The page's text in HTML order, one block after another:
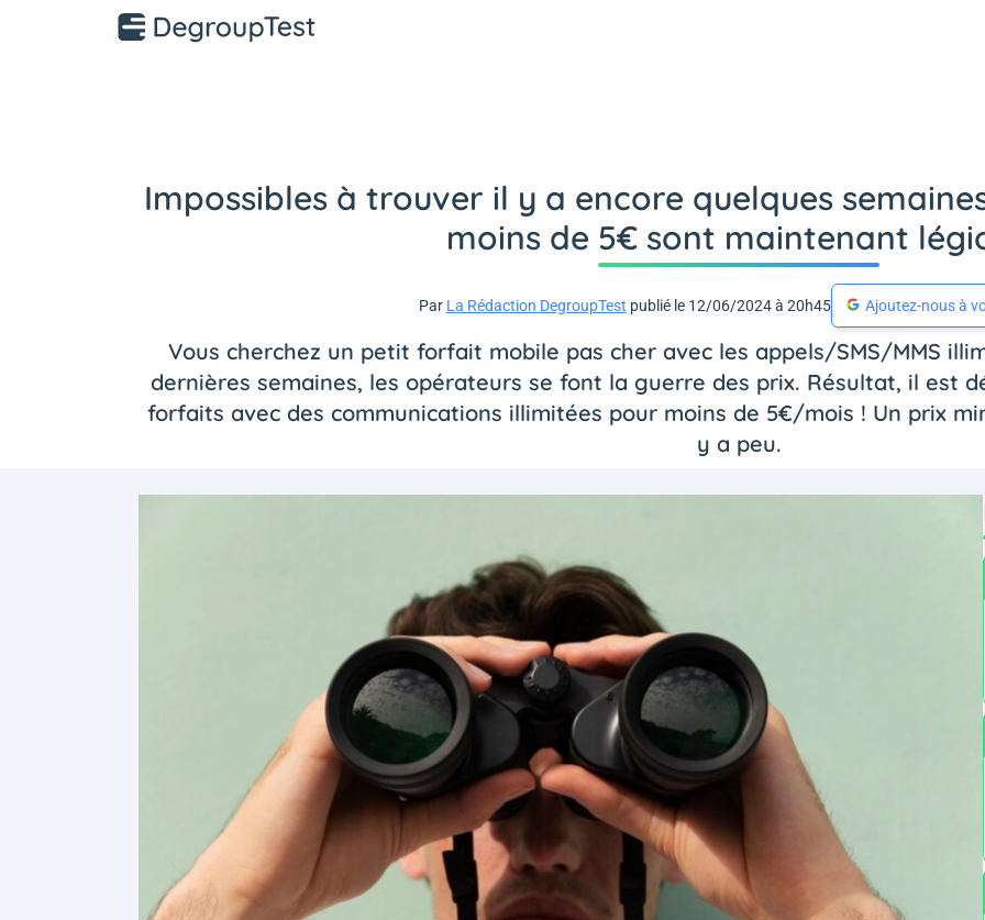
Impossibles à trouver il y a encore quelques
moins de 5€ sont maintenant
Par La Rédaction DegroupTest publié le 12/06/2024 à 20h45 Ajoutez-nous à
Vous cherchez un petit forfait mobile pas cher avec les appels/SMS/MMS
dernières semaines, les opérateurs se font la guerre des prix. Résultat, il est
forfaits avec des communications illimitées pour moins de 5€/mois ! Un prix
y a peu.